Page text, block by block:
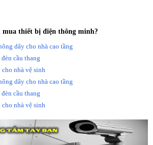
mua thiết bị điện thông minh?
dây cho nhà cao tầng
cầu thang
nhà vệ sinh
dây cho nhà cao tầng
cầu thang
nhà vệ sinh